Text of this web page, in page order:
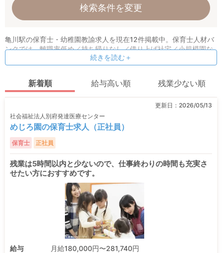
検索条件を変更
続きを読む＋
亀川駅の保育士・幼稚園教諭求人を現在12件掲載中。保育士人材バ
ンクでは、離職率低め／持ち帰りなし／借り上げ社宅／小規模園な
どの条件指定検索も可能！ 保育理念や求める人物像など、オリジナ
ル情報も公開しています。
新着順 給与高い順 残業少ない順
更新日： 2026/05/13
社会福祉法人別府発達医療センター
めじろ園の保育士求人（正社員）
保育士 正社員
残業は5時間以内と少ないので、仕事終わりの時間も充実さ
せたい方におすすめです。
給与
月給180,000円〜281,740円